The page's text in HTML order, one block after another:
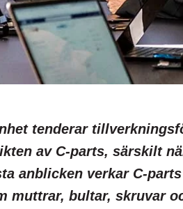
tenderar
av C-parts, särskilt
anblicken verkar C-
muttrar, bultar, skruvar